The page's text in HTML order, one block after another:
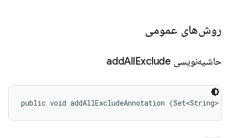
روش‌های عمومی
حاشیه‌نویسی add AllExclude
public void addAllExcludeAnnotation (Set<String>